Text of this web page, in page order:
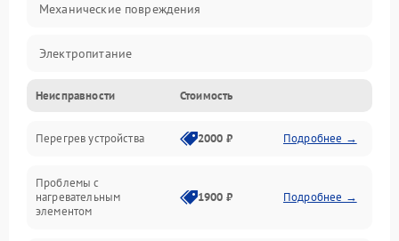
Механические повреждения
Электропитание
Парообразование
Герметичность
Механика
Неисправности Стоимость
Перегрев устройства 2000 ₽ Подробнее →
Проблемы с
нагревательным
элементом
1900 ₽ Подробнее →